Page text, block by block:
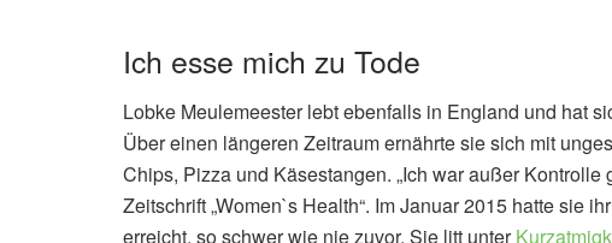
Ich esse mich zu Tode
Lobke Meulemeester lebt ebenfalls in England und hat
Über einen längeren Zeitraum ernährte sie sich mit
Chips, Pizza und Käsestangen. „Ich war außer
Zeitschrift „Women`s Health“. Im Januar 2015 hatte sie
erreicht, so schwer wie nie zuvor. Sie litt unter